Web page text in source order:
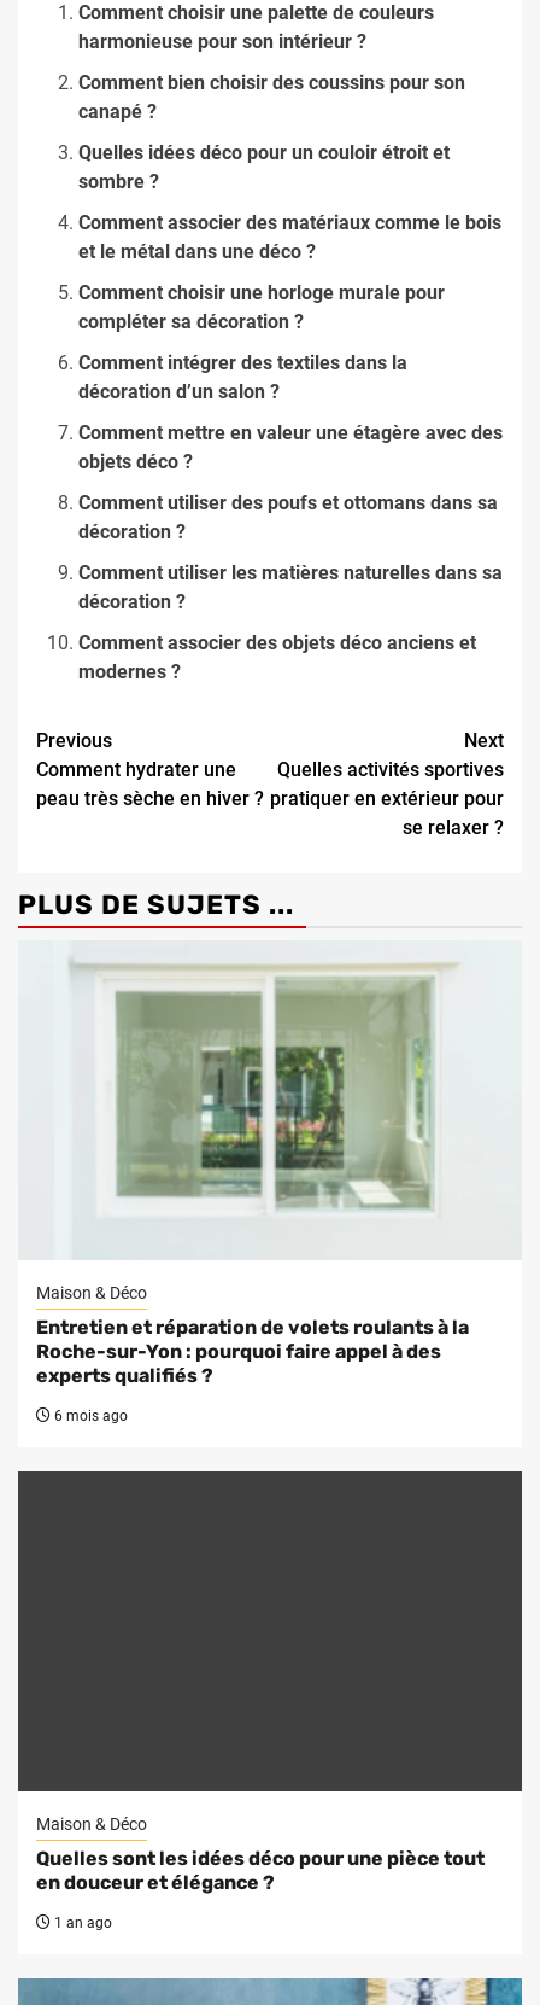
Comment choisir une palette de couleurs
harmonieuse pour son intérieur ?
Comment bien choisir des coussins pour son
canapé ?
Quelles idées déco pour un couloir étroit et
sombre ?
Comment associer des matériaux comme le bois
et le métal dans une déco ?
Comment choisir une horloge murale pour
compléter sa décoration ?
Comment intégrer des textiles dans la
décoration d’un salon ?
Comment mettre en valeur une étagère avec des
objets déco ?
Comment utiliser des poufs et ottomans dans sa
décoration ?
Comment utiliser les matières naturelles dans sa
décoration ?
Comment associer des objets déco anciens et
modernes ?
Continue
Reading
Previous
Comment hydrater une
peau très sèche en hiver ?
Next
Quelles activités sportives
pratiquer en extérieur pour
se relaxer ?
PLUS DE SUJETS ...
Maison & Déco
Entretien et réparation de volets roulants à la
Roche-sur-Yon : pourquoi faire appel à des
experts qualifiés ?
6 mois ago
Maison & Déco
Quelles sont les idées déco pour une pièce tout
en douceur et élégance ?
1 an ago